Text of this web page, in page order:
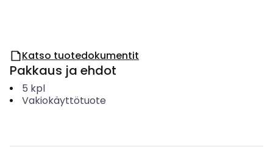
Katso tuotedokumentit
Pakkaus ja ehdot
5 kpl
Vakiokäyttötuote